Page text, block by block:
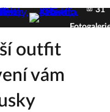
31
outfit
vám